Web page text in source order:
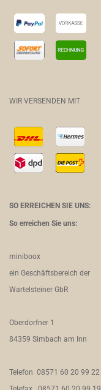
WIR VERSENDEN MIT
SO ERREICHEN SIE UNS:
So erreichen Sie uns:
miniboox
ein Geschäftsbereich der
Wartelsteiner GbR
Oberdorfner 1
84359 Simbach am Inn
Telefon 08571 60 20 99 22